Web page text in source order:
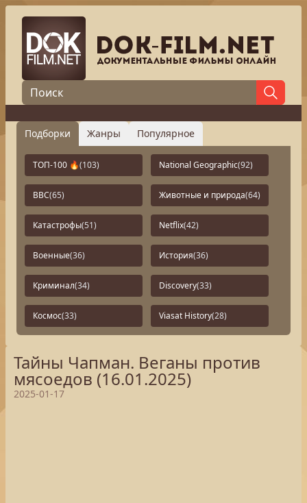
Подборки Жанры Популярное
ТОП-100 🔥(103) National Geographic(92)
BBC(65) Животные и природа(64)
Катастрофы(51) Netflix(42)
Военные(36) История(36)
Криминал(34) Discovery(33)
Космос(33) Viasat History(28)
Тайны Чапман. Веганы против
мясоедов (16.01.2025)
2025-01-17